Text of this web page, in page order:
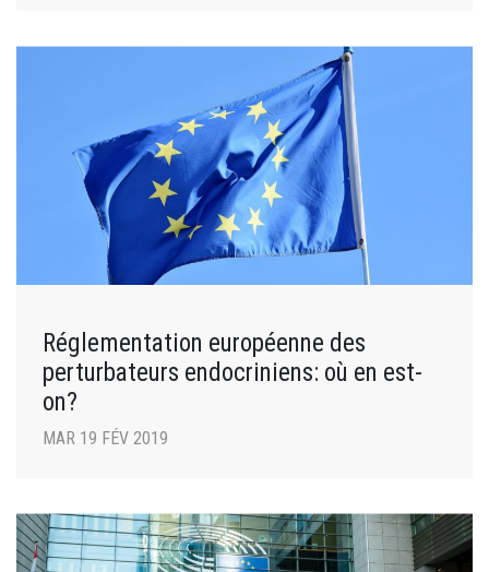
Réglementation européenne des
perturbateurs endocriniens: où en est-
on?
MAR 19 FÉV 2019